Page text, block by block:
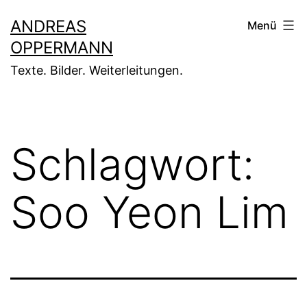
Inhalt
springen
ANDREAS
OPPERMANN
Texte. Bilder. Weiterleitungen.
Menü
Schlagwort:
Soo Yeon Lim